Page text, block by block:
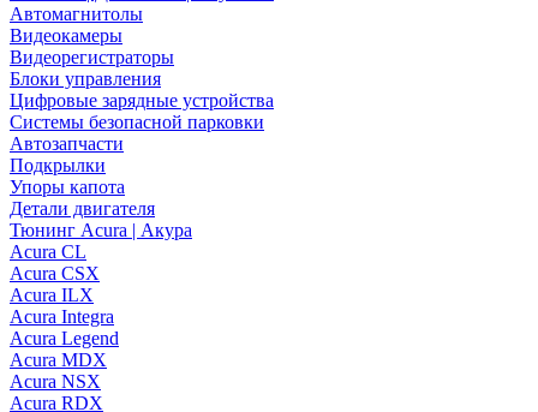
Автомагнитолы
Видеокамеры
Видеорегистраторы
Блоки управления
Цифровые зарядные устройства
Системы безопасной парковки
Автозапчасти
Подкрылки
Упоры капота
Детали двигателя
Тюнинг Acura | Акура
Acura CL
Acura CSX
Acura ILX
Acura Integra
Acura Legend
Acura MDX
Acura NSX
Acura RDX